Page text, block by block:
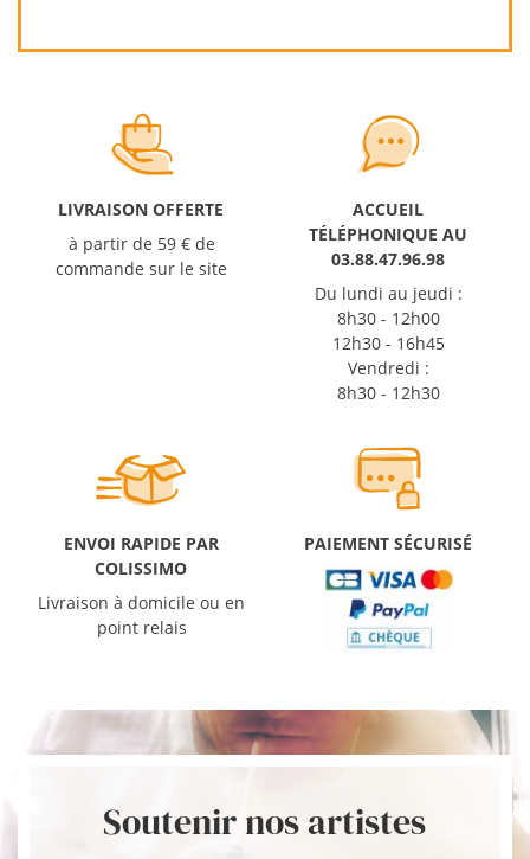
LIVRAISON OFFERTE
à partir de 59 € de
commande sur le site
ACCUEIL
TÉLÉPHONIQUE AU
03.88.47.96.98
Du lundi au jeudi :
8h30 - 12h00
12h30 - 16h45
Vendredi :
8h30 - 12h30
ENVOI RAPIDE PAR
COLISSIMO
Livraison à domicile ou en
point relais
PAIEMENT SÉCURISÉ
Soutenir nos artistes